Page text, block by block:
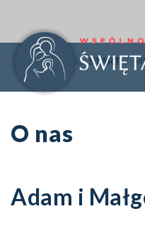
Jesteś tutaj:START
O nas
Adam i